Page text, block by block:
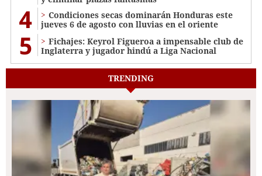
4
Condiciones secas dominarán Honduras este
jueves 6 de agosto con lluvias en el oriente
5
Fichajes: Keyrol Figueroa a impensable club de
Inglaterra y jugador hindú a Liga Nacional
TRENDING